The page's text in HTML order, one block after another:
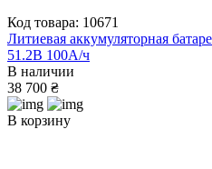
Код товара: 10671
Литиевая аккумуляторная
51.2В 100А/ч
В наличии
38 700 ₴
В корзину